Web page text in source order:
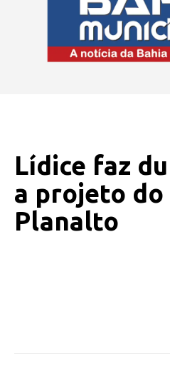
Lídice faz
a projeto do
Planalto